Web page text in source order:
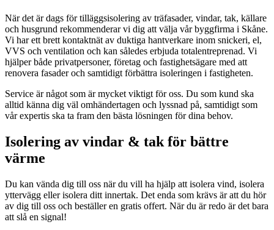
När det är dags för tilläggsisolering av träfasader, vindar, tak, källare
och husgrund rekommenderar vi dig att välja vår byggfirma i Skåne.
Vi har ett brett kontaktnät av duktiga hantverkare inom snickeri, el,
VVS och ventilation och kan således erbjuda totalentreprenad. Vi
hjälper både privatpersoner, företag och fastighetsägare med att
renovera fasader och samtidigt förbättra isoleringen i fastigheten.
Service är något som är mycket viktigt för oss. Du som kund ska
alltid känna dig väl omhändertagen och lyssnad på, samtidigt som
vår expertis ska ta fram den bästa lösningen för dina behov.
Isolering av vindar & tak för bättre
värme
Du kan vända dig till oss när du vill ha hjälp att isolera vind, isolera
yttervägg eller isolera ditt innertak. Det enda som krävs är att du hör
av dig till oss och beställer en gratis offert. När du är redo är det bara
att slå en signal!